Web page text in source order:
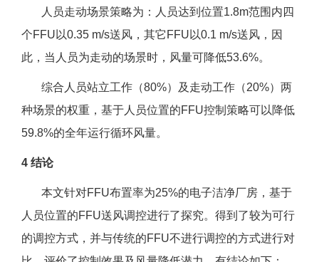
人员走动场景策略为：人员达到位置1.8m范围内四
个FFU以0.35 m/s送风，其它FFU以0.1 m/s送风，因
此，当人员为走动的场景时，风量可降低53.6%。
综合人员站立工作（80%）及走动工作（20%）两
种场景的权重，基于人员位置的FFU控制策略可以降低
59.8%的全年运行循环风量。
4 结论
本文针对FFU布置率为25%的电子洁净厂房，基于
人员位置的FFU送风调控进行了探究。得到了较为可行
的调控方式，并与传统的FFU不进行调控的方式进行对